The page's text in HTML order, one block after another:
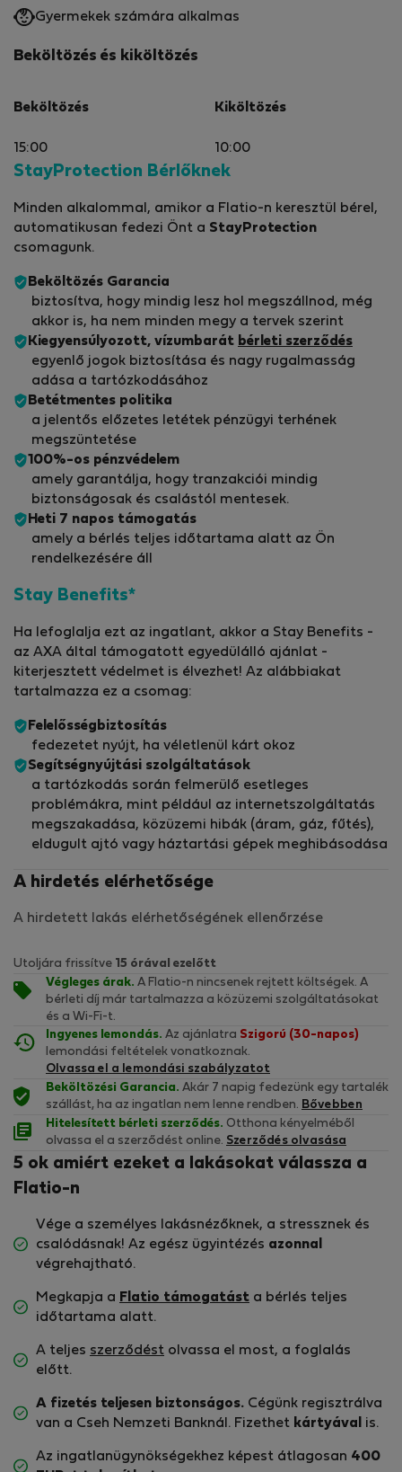
Gyermekek számára alkalmas
Beköltözés és kiköltözés
Beköltözés
15:00
Kiköltözés
10:00
StayProtection Bérlőknek
Minden alkalommal, amikor a Flatio-n keresztül bérel,
automatikusan fedezi Önt a StayProtection
csomagunk.
Beköltözés Garancia
biztosítva, hogy mindig lesz hol megszállnod, még
akkor is, ha nem minden megy a tervek szerint
Kiegyensúlyozott, vízumbarát bérleti szerződés
egyenlő jogok biztosítása és nagy rugalmasság
adása a tartózkodásához
Betétmentes politika
a jelentős előzetes letétek pénzügyi terhének
megszüntetése
100%-os pénzvédelem
amely garantálja, hogy tranzakciói mindig
biztonságosak és csalástól mentesek.
Heti 7 napos támogatás
amely a bérlés teljes időtartama alatt az Ön
rendelkezésére áll
Stay Benefits*
Ha lefoglalja ezt az ingatlant, akkor a Stay Benefits -
az AXA által támogatott egyedülálló ajánlat -
kiterjesztett védelmet is élvezhet! Az alábbiakat
tartalmazza ez a csomag:
Felelősségbiztosítás
fedezetet nyújt, ha véletlenül kárt okoz
Segítségnyújtási szolgáltatások
a tartózkodás során felmerülő esetleges
problémákra, mint például az internetszolgáltatás
megszakadása, közüzemi hibák (áram, gáz, fűtés),
eldugult ajtó vagy háztartási gépek meghibásodása
A hirdetés elérhetősége
A hirdetett lakás elérhetőségének ellenőrzése
Utoljára frissítve
15 órával ezelőtt
Végleges árak. A Flatio-n nincsenek rejtett költségek. A
bérleti díj már tartalmazza a közüzemi szolgáltatásokat
és a Wi-Fi-t.
Ingyenes lemondás. Az ajánlatra Szigorú (30-napos)
lemondási feltételek vonatkoznak.
Olvassa el a lemondási szabályzatot
Beköltözési Garancia. Akár 7 napig fedezünk egy tartalék
szállást, ha az ingatlan nem lenne rendben. Bővebben
Hitelesített bérleti szerződés. Otthona kényelméből
olvassa el a szerződést online. Szerződés olvasása
5 ok amiért ezeket a lakásokat válassza a
Flatio-n
Vége a személyes lakásnézőknek, a stressznek és
csalódásnak! Az egész ügyintézés azonnal
végrehajtható.
Megkapja a Flatio támogatást a bérlés teljes
időtartama alatt.
A teljes szerződést olvassa el most, a foglalás
előtt.
A fizetés teljesen biztonságos. Cégünk regisztrálva
van a Cseh Nemzeti Banknál. Fizethet kártyával is.
Az ingatlanügynökségekhez képest átlagosan 400